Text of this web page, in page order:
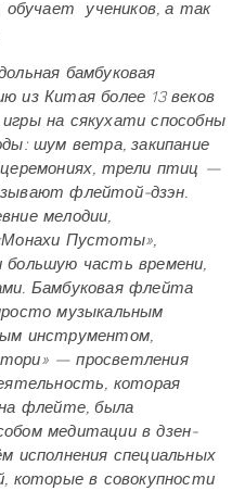
учеников, а так
бамбуковая
из Китая более 13 веков
на сякухати способны
шум ветра, закипание
трели птиц —
флейтой-дзэн.
мелодии,
Пустоты»,
часть времени,
Бамбуковая флейта
музыкальным
инструментом,
— просветления
которая
флейте, была
медитации в дзен-
исполнения специальных
которые в совокупности